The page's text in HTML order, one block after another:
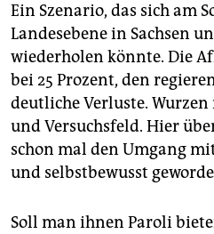
Ein Szenario, das sich am
Landesebene in Sachsen
wiederholen könnte. Die
bei 25 Prozent, den
deutliche Verluste.
und Versuchsfeld. Hier
schon mal den Umgang
und selbstbewusst
Soll man ihnen Paroli